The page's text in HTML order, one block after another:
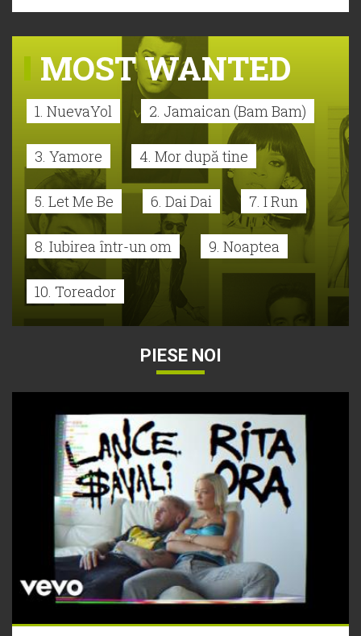
MOST WANTED
1. NuevaYol 2. Jamaican (Bam Bam)
3. Yamore 4. Mor după tine
5. Let Me Be 6. Dai Dai 7. I Run
8. Iubirea într-un om 9. Noaptea
10. Toreador
PIESE NOI